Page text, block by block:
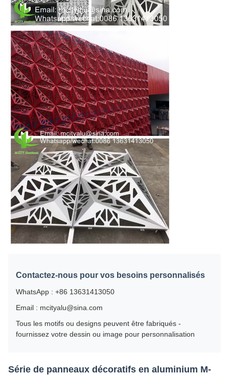
Contactez-nous pour vos besoins personnalisés
WhatsApp : +86 13631413050
Email : mcityalu@sina.com
Tous les motifs ou designs peuvent être fabriqués -
fournissez votre dessin ou image pour personnalisation
Série de panneaux décoratifs en aluminium M-